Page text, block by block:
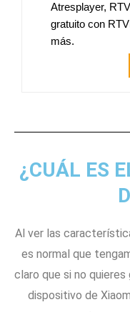
Atresplayer,
gratuito con
más.
¿CUÁL ES
Al ver las
es normal que
claro que si no
dispositivo de